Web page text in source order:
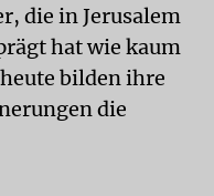
die in Jerusalem
hat wie kaum
bilden ihre
die